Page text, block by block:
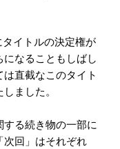
タイトルの決定権が
なることもしばし
直截なこのタイト
ました。
る続き物の一部に
次回」はそれぞれ